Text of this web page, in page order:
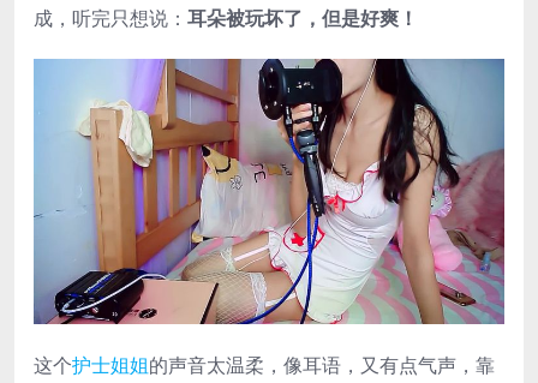
成，听完只想说： 耳朵被玩坏了，但是好爽！
这个护士姐姐的声音太温柔，像耳语，又有点气声，靠